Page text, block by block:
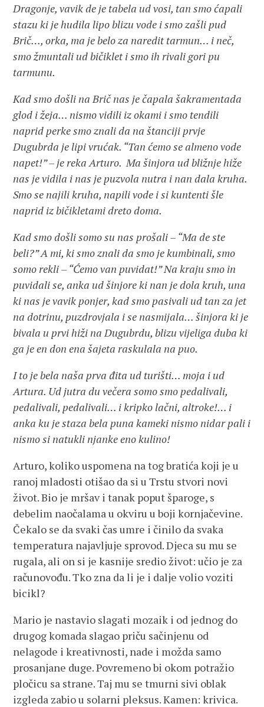
Dragonje, vavik de je tabela ud vosi, tan smo ćapali
stazu ki je hudila lipo blizu vode i smo zašli pud
Brič…, orka, ma je belo za naredit tarmun… i neč,
smo žmuntali ud bičiklet i smo ih rivali gori pu
tarmunu.
Kad smo došli na Brič nas je čapala šakramentada
glod i žeja… nismo vidili iz okami i smo tendili
naprid perke smo znali da na štanciji prvje
Dugubrda je lipi vrućak. “Tan ćemo se almeno vode
napet!” – je reka Arturo. Ma šinjora ud bližnje hiže
nas je vidila i nas je puzvola nutra i nan dala kruha.
Smo se najili kruha, napili vode i si kuntenti šle
naprid iz bičikletami dreto doma.
Kad smo došli somo su nas prošali – “Ma de ste
beli?” A mi, ki smo znali da smo je kumbinali, smo
somo rekli – “Ćemo van puvidat!” Na kraju smo in
puvidali se, anka ud šinjore ki nan je dola kruh, una
ki nas je vavik ponjer, kad smo pasivali ud tan za jet
na dotrinu, puzdrovjala i se nasmijala… šinjora ki je
bivala u prvi hiži na Dugubrdu, blizu vijeliga duba ki
ga je en don ena šajeta raskulala na puo.
I to je bela naša prva đita ud turišti… moja i ud
Artura. Ud jutra du večera somo smo pedalivali,
pedalivali, pedalivali… i kripko lačni, altroke!… i
anka ku je staza bela puna kameki nismo nidar pali i
nismo si natukli njanke eno kulino!
Arturo, koliko uspomena na tog bratića koji je u
ranoj mladosti otišao da si u Trstu stvori novi
život. Bio je mršav i tanak poput šparoge, s
debelim naočalama u okviru u boji kornjačevine.
Čekalo se da svaki čas umre i činilo da svaka
temperatura najavljuje sprovod. Djeca su mu se
rugala, ali on si je kasnije sredio život: učio je za
računovođu. Tko zna da li je i dalje volio voziti
bicikl?
Mario je nastavio slagati mozaik i od jednog do
drugog komada slagao priču sačinjenu od
nelagode i kreativnosti, nade i možda samo
prosanjane duge. Povremeno bi okom potražio
pločicu sa strane. Taj mu se tmurni sivi oblak
izgleda zabio u solarni pleksus. Kamen: krivica.